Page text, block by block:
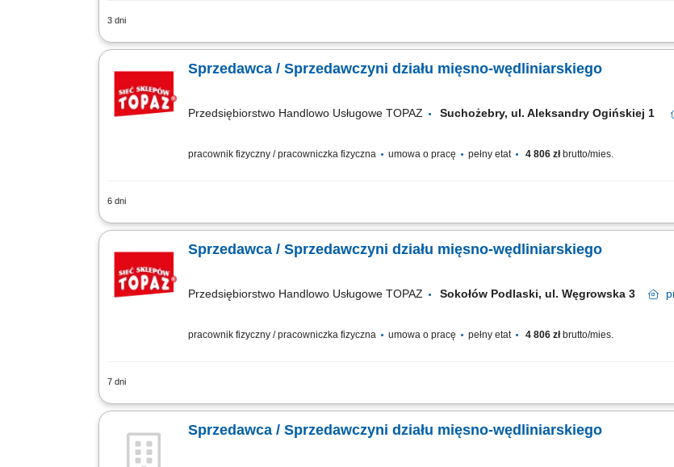
3 dni
obsługa klientów w obszarze produktów mięsno-wędliniarskich; dbanie o prawidłową ekspozycję towaru
Sprzedawca / Sprzedawczyni działu mięsno-wędliniarskiego
Przedsiębiorstwo Handlowo Usługowe TOPAZ Suchożebry, ul. Aleksandry Ogińskiej 1
pracownik fizyczny / pracowniczka fizyczna umowa o pracę pełny etat 4 806 złbrutto/mies.
6 dni
Opis stanowiska: obsługa Klientów zgodnie z obowiązującymi standardami jakości, dbanie o estetyczną
Sprzedawca / Sprzedawczyni działu mięsno-wędliniarskiego
Przedsiębiorstwo Handlowo Usługowe TOPAZ Sokołów Podlaski, ul. Węgrowska 3
pracownik fizyczny / pracowniczka fizyczna umowa o pracę pełny etat 4 806 złbrutto/mies.
7 dni
Opis stanowiska: obsługa Klientów zgodnie z obowiązującymi standardami jakości, dbanie o estetyczną
Sprzedawca / Sprzedawczyni działu mięsno-wędliniarskiego